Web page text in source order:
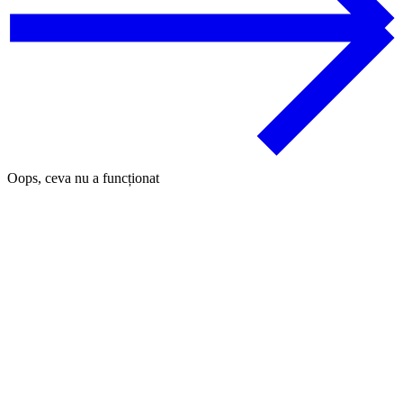
Oops, ceva nu a funcționat